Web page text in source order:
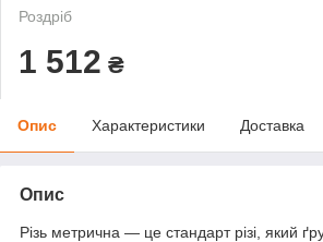
Роздріб
1 512 ₴
Опис Характеристики Доставка
Опис
Різь метрична — це стандарт різі, який